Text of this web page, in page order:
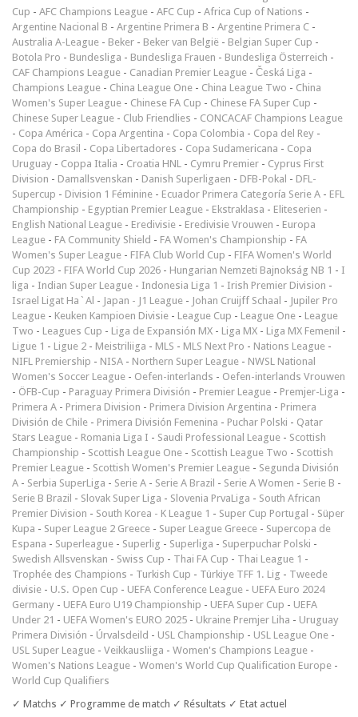
Cup - AFC Champions League - AFC Cup - Africa Cup of Nations -
Argentine Nacional B - Argentine Primera B - Argentine Primera C -
Australia A-League - Beker - Beker van België - Belgian Super Cup -
Botola Pro - Bundesliga - Bundesliga Frauen - Bundesliga Österreich -
CAF Champions League - Canadian Premier League - Česká Liga -
Champions League - China League One - China League Two - China
Women's Super League - Chinese FA Cup - Chinese FA Super Cup -
Chinese Super League - Club Friendlies - CONCACAF Champions League
- Copa América - Copa Argentina - Copa Colombia - Copa del Rey -
Copa do Brasil - Copa Libertadores - Copa Sudamericana - Copa
Uruguay - Coppa Italia - Croatia HNL - Cymru Premier - Cyprus First
Division - Damallsvenskan - Danish Superligaen - DFB-Pokal - DFL-
Supercup - Division 1 Féminine - Ecuador Primera Categoría Serie A - EFL
Championship - Egyptian Premier League - Ekstraklasa - Eliteserien -
English National League - Eredivisie - Eredivisie Vrouwen - Europa
League - FA Community Shield - FA Women's Championship - FA
Women's Super League - FIFA Club World Cup - FIFA Women's World
Cup 2023 - FIFA World Cup 2026 - Hungarian Nemzeti Bajnokság NB 1 - I
liga - Indian Super League - Indonesia Liga 1 - Irish Premier Division -
Israel Ligat Ha`Al - Japan - J1 League - Johan Cruijff Schaal - Jupiler Pro
League - Keuken Kampioen Divisie - League Cup - League One - League
Two - Leagues Cup - Liga de Expansión MX - Liga MX - Liga MX Femenil -
Ligue 1 - Ligue 2 - Meistriliiga - MLS - MLS Next Pro - Nations League -
NIFL Premiership - NISA - Northern Super League - NWSL National
Women's Soccer League - Oefen-interlands - Oefen-interlands Vrouwen
- ÖFB-Cup - Paraguay Primera División - Premier League - Premjer-Liga -
Primera A - Primera Division - Primera Division Argentina - Primera
División de Chile - Primera División Femenina - Puchar Polski - Qatar
Stars League - Romania Liga I - Saudi Professional League - Scottish
Championship - Scottish League One - Scottish League Two - Scottish
Premier League - Scottish Women's Premier League - Segunda División
A - Serbia SuperLiga - Serie A - Serie A Brazil - Serie A Women - Serie B -
Serie B Brazil - Slovak Super Liga - Slovenia PrvaLiga - South African
Premier Division - South Korea - K League 1 - Super Cup Portugal - Süper
Kupa - Super League 2 Greece - Super League Greece - Supercopa de
Espana - Superleague - Superlig - Superliga - Superpuchar Polski -
Swedish Allsvenskan - Swiss Cup - Thai FA Cup - Thai League 1 -
Trophée des Champions - Turkish Cup - Türkiye TFF 1. Lig - Tweede
divisie - U.S. Open Cup - UEFA Conference League - UEFA Euro 2024
Germany - UEFA Euro U19 Championship - UEFA Super Cup - UEFA
Under 21 - UEFA Women's EURO 2025 - Ukraine Premjer Liha - Uruguay
Primera División - Úrvalsdeild - USL Championship - USL League One -
USL Super League - Veikkausliiga - Women's Champions League -
Women's Nations League - Women's World Cup Qualification Europe -
World Cup Qualifiers
✓ Matchs ✓ Programme de match ✓ Résultats ✓ Etat actuel